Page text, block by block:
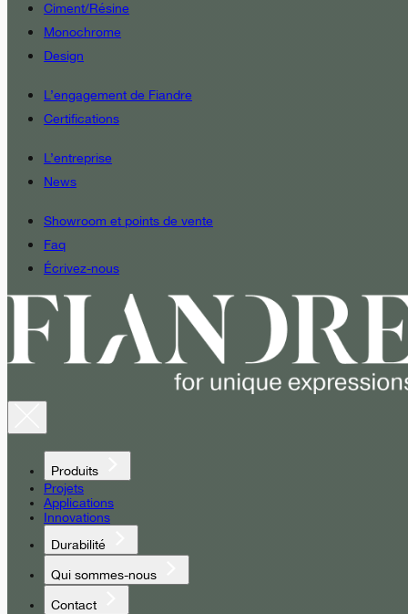
Ciment/Résine
Monochrome
Design
L’engagement de Fiandre
Certifications
L’entreprise
News
Showroom et points de vente
Faq
Écrivez-nous
Produits
Projets
Applications
Innovations
Durabilité
Qui sommes-nous
Contact